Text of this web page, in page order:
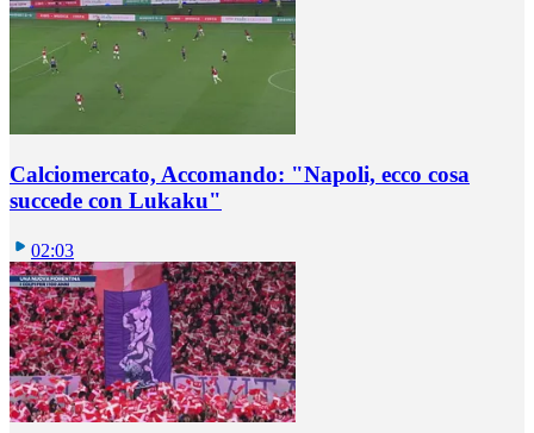
Calciomercato, Accomando: "Napoli, ecco cosa
succede con Lukaku"
02:03